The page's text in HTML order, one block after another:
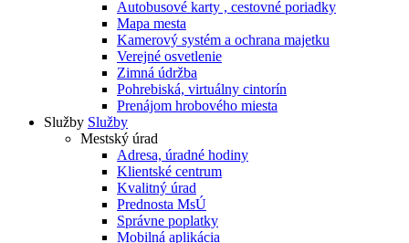
Autobusové karty , cestovné poriadky
Mapa mesta
Kamerový systém a ochrana majetku
Verejné osvetlenie
Zimná údržba
Pohrebiská, virtuálny cintorín
Prenájom hrobového miesta
Služby Služby
Mestský úrad
Adresa, úradné hodiny
Klientské centrum
Kvalitný úrad
Prednosta MsÚ
Správne poplatky
Mobilná aplikácia